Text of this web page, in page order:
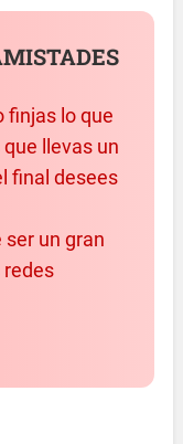
finjas lo que
llevas un
final desees
ser un gran
redes